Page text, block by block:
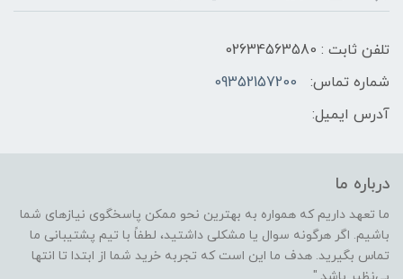
تلفن ثابت : 02634563580
شماره تماس:
09352157200
آدرس ایمیل:
درباره ما
ما تعهد داریم که همواره به بهترین نحو ممکن پاسخگوی نیازهای شما
باشیم. اگر هرگونه سوال یا مشکلی داشتید، لطفاً با تیم پشتیبانی ما
تماس بگیرید. هدف ما این است که تجربه خرید شما از ابتدا تا انتها